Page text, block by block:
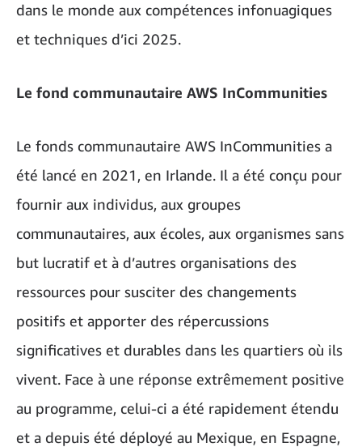
dans le monde aux compétences infonuagiques
et techniques d’ici 2025.
Le fond communautaire AWS InCommunities
Le fonds communautaire AWS InCommunities a
été lancé en 2021, en Irlande. Il a été conçu pour
fournir aux individus, aux groupes
communautaires, aux écoles, aux organismes sans
but lucratif et à d’autres organisations des
ressources pour susciter des changements
positifs et apporter des répercussions
significatives et durables dans les quartiers où ils
vivent. Face à une réponse extrêmement positive
au programme, celui-ci a été rapidement étendu
et a depuis été déployé au Mexique, en Espagne,